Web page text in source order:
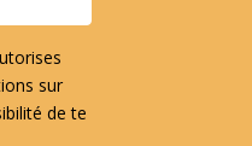
sur
de te